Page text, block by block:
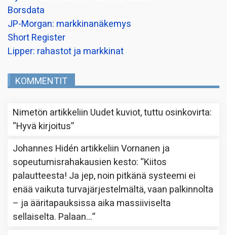
Borsdata
JP-Morgan: markkinanäkemys
Short Register
Lipper: rahastot ja markkinat
KOMMENTIT
Nimetön artikkeliin Uudet kuviot, tuttu osinkovirta:
“Hyvä kirjoitus”
Johannes Hidén artikkeliinVornanen ja
sopeutumisrahakausien kesto: “Kiitos
palautteesta! Ja jep, noin pitkänä systeemi ei
enää vaikuta turvajärjestelmältä, vaan palkinnolta
– ja ääritapauksissa aika massiiviselta
sellaiselta. Palaan…”